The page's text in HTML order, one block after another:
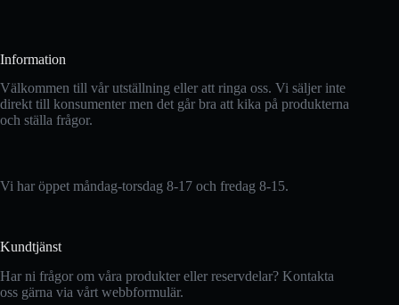
Information
Välkommen till vår utställning eller att ringa oss. Vi säljer inte
direkt till konsumenter men det går bra att kika på produkterna
och ställa frågor.
Vi har öppet måndag-torsdag 8-17 och fredag 8-15.
Kundtjänst
Har ni frågor om våra produkter eller reservdelar? Kontakta
oss gärna via vårt webbformulär.